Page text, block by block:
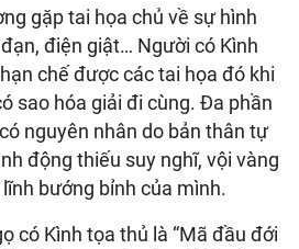
gặp tai họa chủ về sự hình
điện giật… Người có Kình
chế được các tai họa đó khi
sao hóa giải đi cùng. Đa phần
nguyên nhân do bản thân tự
động thiếu suy nghĩ, vội vàng
bướng bỉnh của mình.
có Kình tọa thủ là “Mã đầu đới